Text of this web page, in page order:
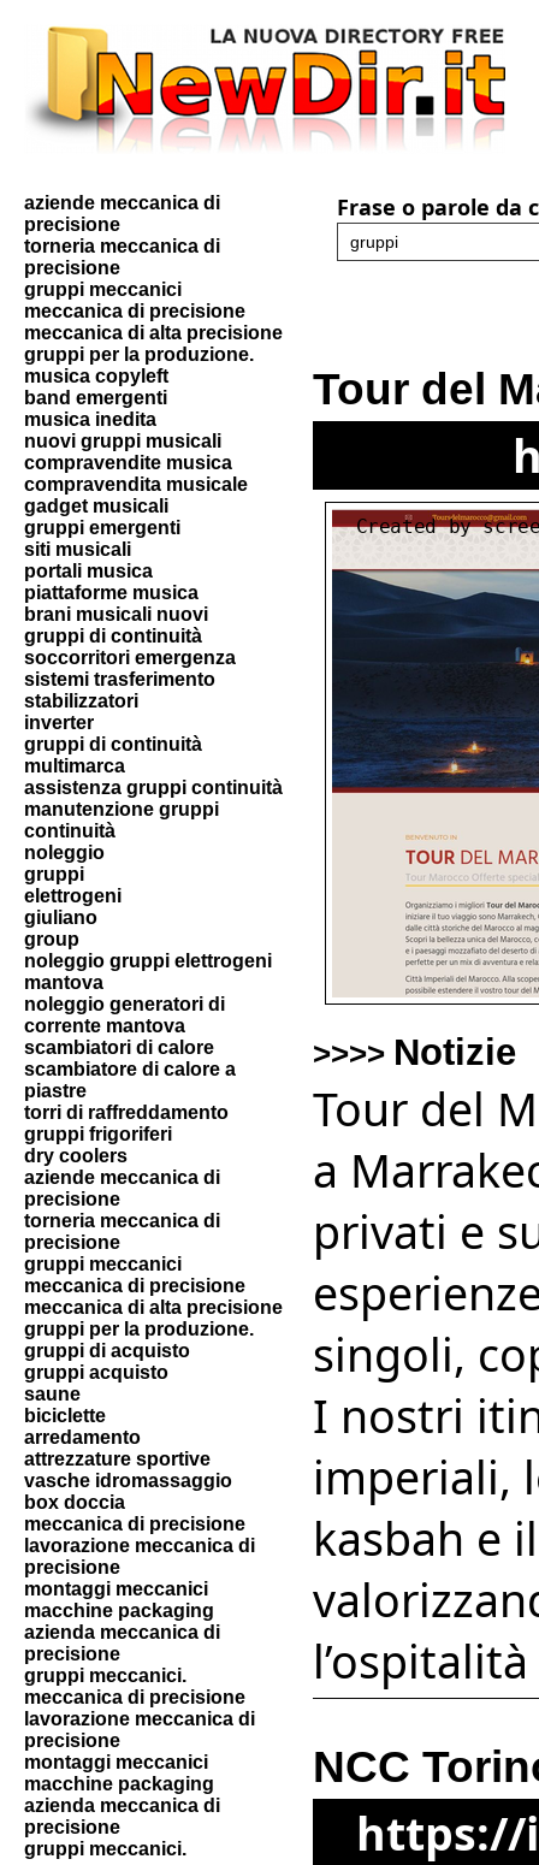
aziende meccanica di
precisione
torneria meccanica di
precisione
gruppi meccanici
meccanica di precisione
meccanica di alta precisione
gruppi per la produzione.
musica copyleft
band emergenti
musica inedita
nuovi gruppi musicali
compravendite musica
compravendita musicale
gadget musicali
gruppi emergenti
siti musicali
portali musica
piattaforme musica
brani musicali nuovi
gruppi di continuità
soccorritori emergenza
sistemi trasferimento
stabilizzatori
inverter
gruppi di continuità
multimarca
assistenza gruppi continuità
manutenzione gruppi
continuità
noleggio
gruppi
elettrogeni
giuliano
group
noleggio gruppi elettrogeni
mantova
noleggio generatori di
corrente mantova
scambiatori di calore
scambiatore di calore a
piastre
torri di raffreddamento
gruppi frigoriferi
dry coolers
aziende meccanica di
precisione
torneria meccanica di
precisione
gruppi meccanici
meccanica di precisione
meccanica di alta precisione
gruppi per la produzione.
gruppi di acquisto
gruppi acquisto
saune
biciclette
arredamento
attrezzature sportive
vasche idromassaggio
box doccia
meccanica di precisione
lavorazione meccanica di
precisione
montaggi meccanici
macchine packaging
azienda meccanica di
precisione
gruppi meccanici.
meccanica di precisione
lavorazione meccanica di
precisione
montaggi meccanici
macchine packaging
azienda meccanica di
precisione
gruppi meccanici.
Frase o parole da
Tour del
>>>> Notizie
Tour del
a
privati e
singoli,
I nostri
imperiali,
kasbah e
NCC
https://